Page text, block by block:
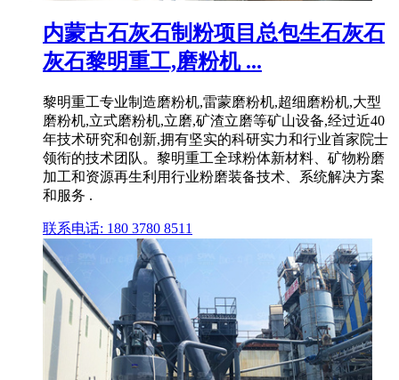
内蒙古石灰石制粉项目总包生石灰石
灰石黎明重工,磨粉机 ...
黎明重工专业制造磨粉机,雷蒙磨粉机,超细磨粉机,大型
磨粉机,立式磨粉机,立磨,矿渣立磨等矿山设备,经过近40
年技术研究和创新,拥有坚实的科研实力和行业首家院士
领衔的技术团队。黎明重工全球粉体新材料、矿物粉磨
加工和资源再生利用行业粉磨装备技术、系统解决方案
和服务 .
联系电话: 180 3780 8511